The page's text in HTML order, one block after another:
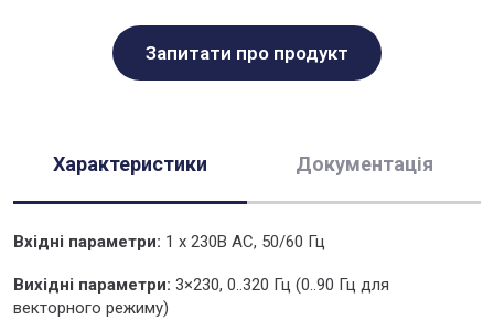
Запитати про продукт
Характеристики Документація
Вхідні параметри: 1 х 230В AC, 50/60 Гц
Вихідні параметри: 3×230, 0..320 Гц (0..90 Гц для
векторного режиму)